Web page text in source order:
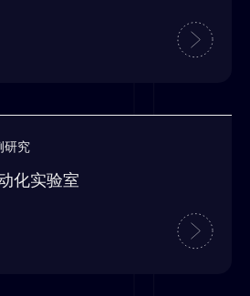
研究
化实验室